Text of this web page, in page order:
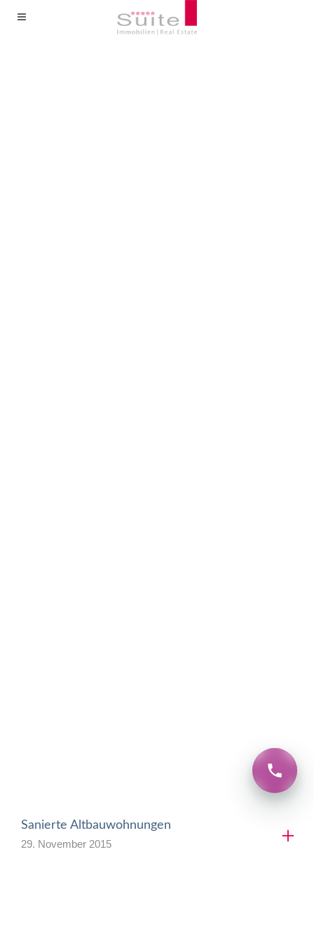
Sanierte Altbauwohnungen
29. November 2015